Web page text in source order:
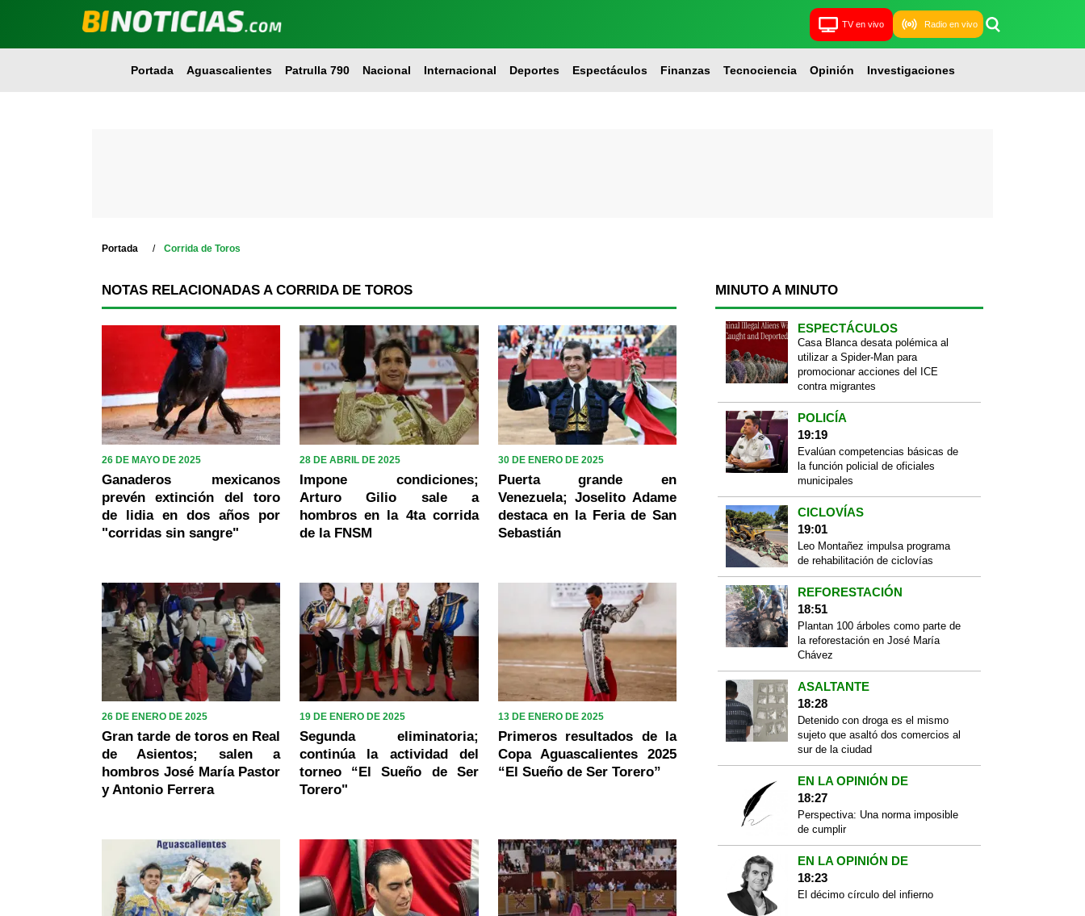
TV en vivo Radio en vivo
Portada Aguascalientes Patrulla 790 Nacional Internacional Deportes Espectáculos Finanzas Tecnociencia Opinión Investigaciones
Portada Corrida de Toros
NOTAS RELACIONADAS A CORRIDA DE TOROS
26 DE MAYO DE 2025
Ganaderos mexicanos
prevén extinción del toro
de lidia en dos años por
"corridas sin sangre"
28 DE ABRIL DE 2025
Impone condiciones;
Arturo Gilio sale a
hombros en la 4ta corrida
de la FNSM
30 DE ENERO DE 2025
Puerta grande en
Venezuela; Joselito Adame
destaca en la Feria de San
Sebastián
26 DE ENERO DE 2025
Gran tarde de toros en Real
de Asientos; salen a
hombros José María Pastor
y Antonio Ferrera
19 DE ENERO DE 2025
Segunda eliminatoria;
continúa la actividad del
torneo “El Sueño de Ser
Torero"
13 DE ENERO DE 2025
Primeros resultados de la
Copa Aguascalientes 2025
“El Sueño de Ser Torero”
MINUTO A MINUTO
ESPECTÁCULOS
Casa Blanca desata polémica al
utilizar a Spider-Man para
promocionar acciones del ICE
contra migrantes
POLICÍA
19:19
Evalúan competencias básicas de
la función policial de oficiales
municipales
CICLOVÍAS
19:01
Leo Montañez impulsa programa
de rehabilitación de ciclovías
REFORESTACIÓN
18:51
Plantan 100 árboles como parte de
la reforestación en José María
Chávez
ASALTANTE
18:28
Detenido con droga es el mismo
sujeto que asaltó dos comercios al
sur de la ciudad
EN LA OPINIÓN DE
18:27
Perspectiva: Una norma imposible
de cumplir
EN LA OPINIÓN DE
18:23
El décimo círculo del infierno